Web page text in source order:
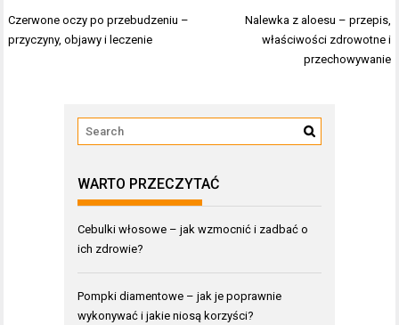
Nawigacja
wpisu
Czerwone oczy po przebudzeniu –
przyczyny, objawy i leczenie
Nalewka z aloesu – przepis,
właściwości zdrowotne i
przechowywanie
WARTO PRZECZYTAĆ
Cebulki włosowe – jak wzmocnić i zadbać o
ich zdrowie?
Pompki diamentowe – jak je poprawnie
wykonywać i jakie niosą korzyści?